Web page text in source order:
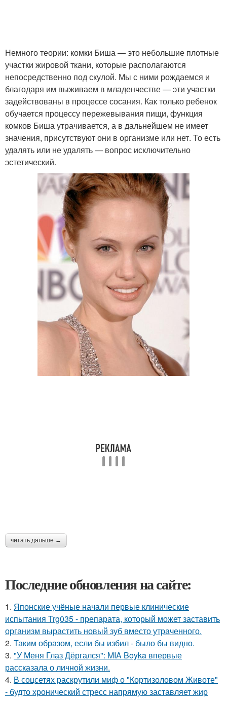
Немного теории: комки Биша — это небольшие плотные
участки жировой ткани, которые располагаются
непосредственно под скулой. Мы с ними рождаемся и
благодаря им выживаем в младенчестве — эти участки
задействованы в процессе сосания. Как только ребенок
обучается процессу пережевывания пищи, функция
комков Биша утрачивается, а в дальнейшем не имеет
значения, присутствуют они в организме или нет. То есть
удалять или не удалять — вопрос исключительно
эстетический.
читать дальше →
Последние обновления на сайте:
1. Японские учёные начали первые клинические
испытания Trg035 - препарата, который может заставить
организм вырастить новый зуб вместо утраченного.
2. Таким образом, если бы избил - было бы видно.
3. "У Меня Глаз Дёргался": MIA Boyka впервые
рассказала о личной жизни.
4. В соцсетях раскрутили миф о "Кортизоловом Животе"
- будто хронический стресс напрямую заставляет жир